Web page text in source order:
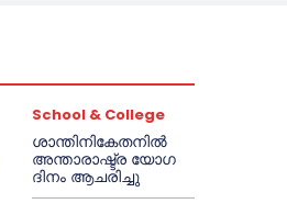
School & College
ശാന്തിനികേതനിൽ
അന്താരാഷ്ട്ര യോഗ
ദിനം ആചരിച്ചു